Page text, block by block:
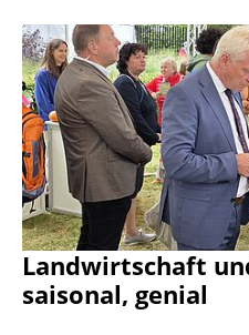
Landwirtschaft
saisonal, genial